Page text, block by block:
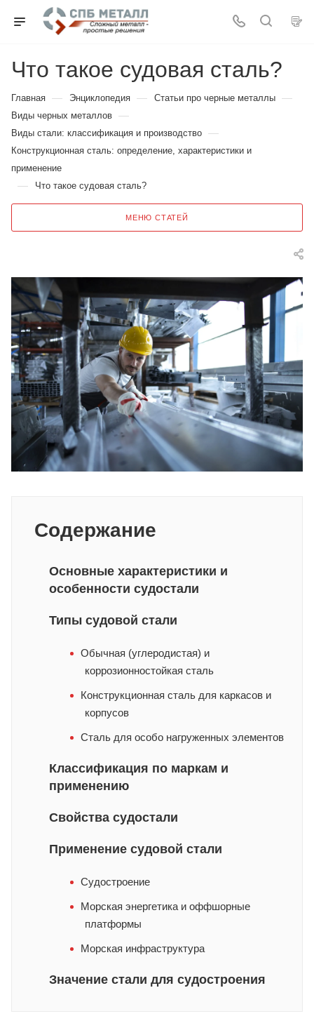
Что такое судовая сталь?
Главная — Энциклопедия — Статьи про черные металлы —
Виды черных металлов —
Виды стали: классификация и производство —
Конструкционная сталь: определение, характеристики и
применение
— Что такое судовая сталь?
МЕНЮ СТАТЕЙ
Содержание
Основные характеристики и
особенности судостали
Типы судовой стали
Обычная (углеродистая) и
коррозионностойкая сталь
Конструкционная сталь для каркасов и
корпусов
Сталь для особо нагруженных элементов
Классификация по маркам и
применению
Свойства судостали
Применение судовой стали
Судостроение
Морская энергетика и оффшорные
платформы
Морская инфраструктура
Значение стали для судостроения